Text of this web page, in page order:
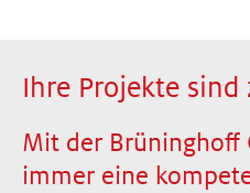
Ihre Projekte
Mit der Brüninghoff
immer eine